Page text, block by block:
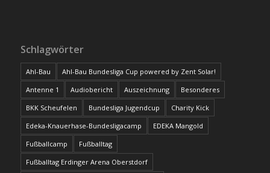
Schlagwörter
Ahl-Bau
Ahl-Bau Bundesliga Cup powered by Zent Solar!
Antenne 1
Audiobericht Auszeichnung
Besonderes
BKK Scheufelen
Bundesliga Jugendcup
Charity Kick
Edeka-Knauerhase-Bundesligacamp
EDEKA Mangold
Fußballcamp
Fußballtag
Fußballtag Erdinger Arena Oberstdorf